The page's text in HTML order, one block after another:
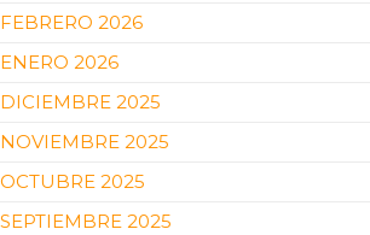
FEBRERO 2026
ENERO 2026
DICIEMBRE 2025
NOVIEMBRE 2025
OCTUBRE 2025
SEPTIEMBRE 2025